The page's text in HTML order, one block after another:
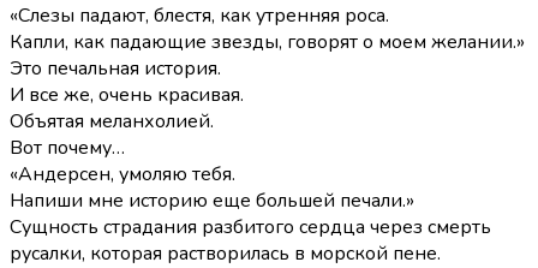
«Слезы падают, блестя, как утренняя роса.
Капли, как падающие звезды, говорят о моем желании.»
Это печальная история.
И все же, очень красивая.
Объятая меланхолией.
Вот почему…
«Андерсен, умоляю тебя.
Напиши мне историю еще большей печали.»
Сущность страдания разбитого сердца через смерть
русалки, которая растворилась в морской пене.